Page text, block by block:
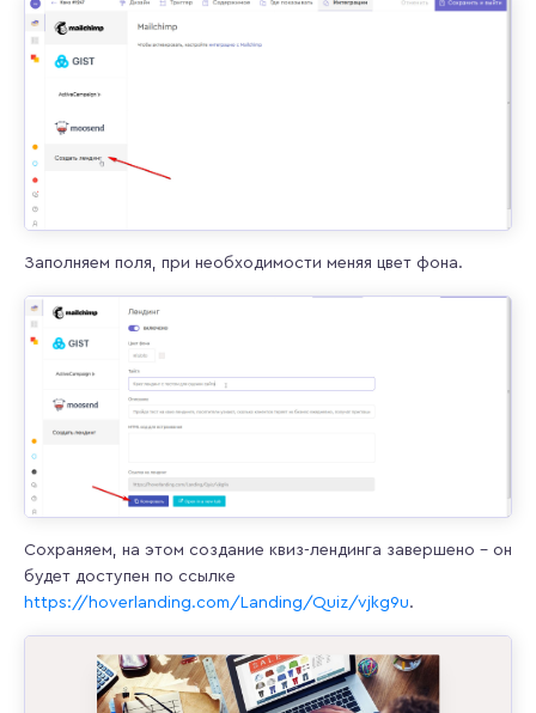
Заполняем поля, при необходимости меняя цвет фона.
Сохраняем, на этом создание квиз-лендинга завершено – он
будет доступен по ссылке
https://hoverlanding.com/Landing/Quiz/vjkg9u.